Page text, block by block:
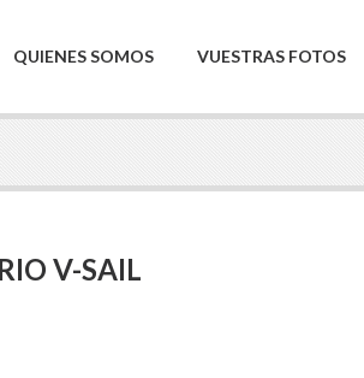
QUIENES SOMOS VUESTRAS FOTOS
V-SAIL